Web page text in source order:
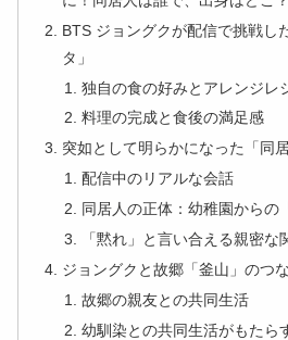
BTS ジョングクが配信で挑戦し
タ」
独自の食の好みとアレンジレ
料理の完成と食後の満足感
突如として明らかになった「同
配信中のリアルな会話
同居人の正体：幼稚園からの
「黙れ」と言い合える親密な
ジョングクと故郷「釜山」のつ
故郷の親友との共同生活
幼馴染との共同生活がもたら